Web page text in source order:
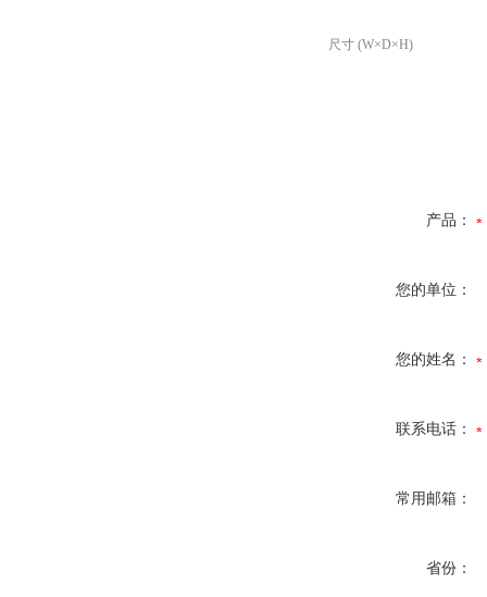
尺寸 (W×D×H)
产品：
您的单位：
您的姓名：
联系电话：
常用邮箱：
省份：